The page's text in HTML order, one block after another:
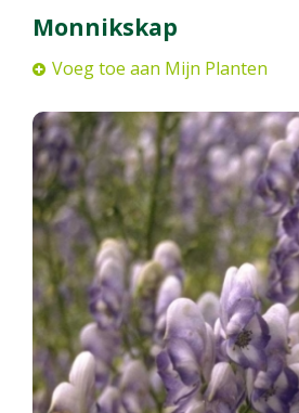
Monnikskap
Voeg toe aan Mijn Planten